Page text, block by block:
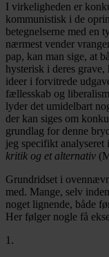
I virkeligheden er
kommunistisk i de
betegnelserne med en
nærmest vender
pap, kan man sige, at
hysterisk i deres
ideer i forvitrede
fællesskab og
lyder det umidelbart
der kan siges om
grundlag for denne
jeg specifikt analyseret
kritik og et alternativ
Grundridset i
med. Mange, selv
noget lignende, både
Her følger nogle få
1.